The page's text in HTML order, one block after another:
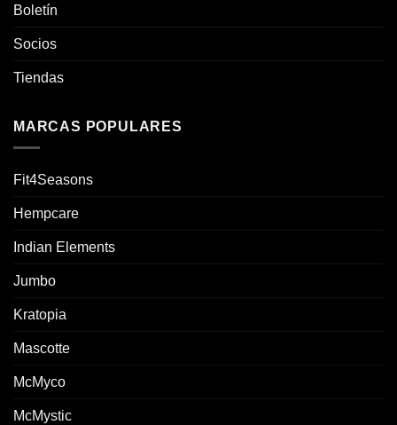
Boletín
Socios
Tiendas
MARCAS POPULARES
Fit4Seasons
Hempcare
Indian Elements
Jumbo
Kratopia
Mascotte
McMyco
McMystic